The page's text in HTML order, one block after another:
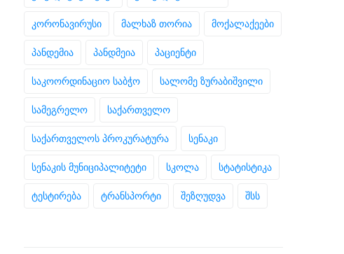
კორონავირუსი მალხაზ თორია მოქალაქეები
პანდემია პანდმეია პაციენტი
საკოორდინაციო საბჭო სალომე ზურაბიშვილი
სამეგრელო საქართველო
საქართველოს პროკურატურა სენაკი
სენაკის მუნიციპალიტეტი სკოლა სტატისტიკა
ტესტირება ტრანსპორტი შეზღუდვა შსს